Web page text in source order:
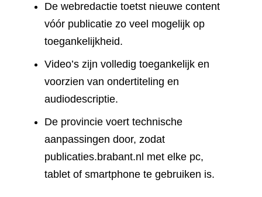
De webredactie toetst nieuwe content
vóór publicatie zo veel mogelijk op
toegankelijkheid.
Video’s zijn volledig toegankelijk en
voorzien van ondertiteling en
audiodescriptie.
De provincie voert technische
aanpassingen door, zodat
publicaties.brabant.nl met elke pc,
tablet of smartphone te gebruiken is.